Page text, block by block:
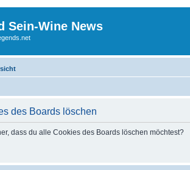
Sein-Wine News
des Boards löschen
dass du alle Cookies des Boards löschen möchtest?